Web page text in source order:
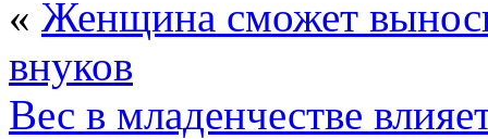
« Женщина сможет
внуков
Вес в младенчестве